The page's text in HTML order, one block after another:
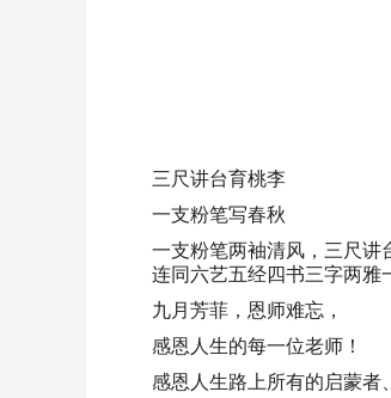
三尺讲台育桃李
一支粉笔写春秋
一支粉笔两袖清风，三尺讲
连同六艺五经四书三字两雅
九月芳菲，恩师难忘，
感恩人生的每一位老师！
感恩人生路上所有的启蒙者